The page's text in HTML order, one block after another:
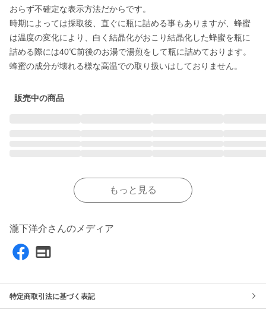
おらず不確定な表示方法だからです。
時期によっては採取後、直ぐに瓶に詰める事もありますが、蜂蜜
は温度の変化により、白く結晶化がおこり結晶化した蜂蜜を瓶に
詰める際には40℃前後のお湯で湯煎をして瓶に詰めております。
販売中の商品
もっと見る
瀧下洋介さんのメディア
特定商取引法に基づく表記